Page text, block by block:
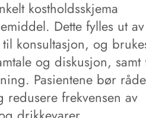
kostholdsskjema
Dette fylles ut av
konsultasjon, og
og diskusjon, samt
Pasientene bør
redusere frekvensen av